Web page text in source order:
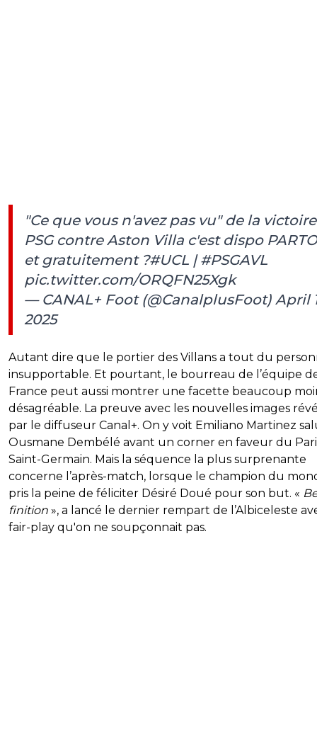
"Ce que vous n'avez pas vu" de la
PSG contre Aston Villa c'est dispo
et gratuitement ?️#UCL |#PSGAVL
pic.twitter.com/ORQFN25Xgk
— CANAL+ Foot (@CanalplusFoot) April
2025
Autant dire que le portier des Villans a tout du
insupportable. Et pourtant, le bourreau de l’équipe
France peut aussi montrer une facette beaucoup
désagréable. La preuve avec les nouvelles images
par le diffuseur Canal+. On y voit Emiliano Martinez
Ousmane Dembélé avant un corner en faveur du
Saint-Germain. Mais la séquence la plus surprenante
concerne l’après-match, lorsque le champion du
pris la peine de féliciter Désiré Doué pour son but. «
finition », a lancé le dernier rempart de l’Albiceleste
fair-play qu'on ne soupçonnait pas.